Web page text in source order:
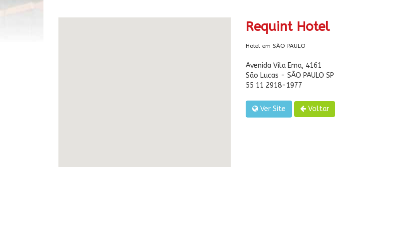
Requint Hotel
Hotel em SÃO PAULO
Avenida Vila Ema, 4161
São Lucas - SÃO PAULO SP
55 11 2918-1977
Ver Site Voltar